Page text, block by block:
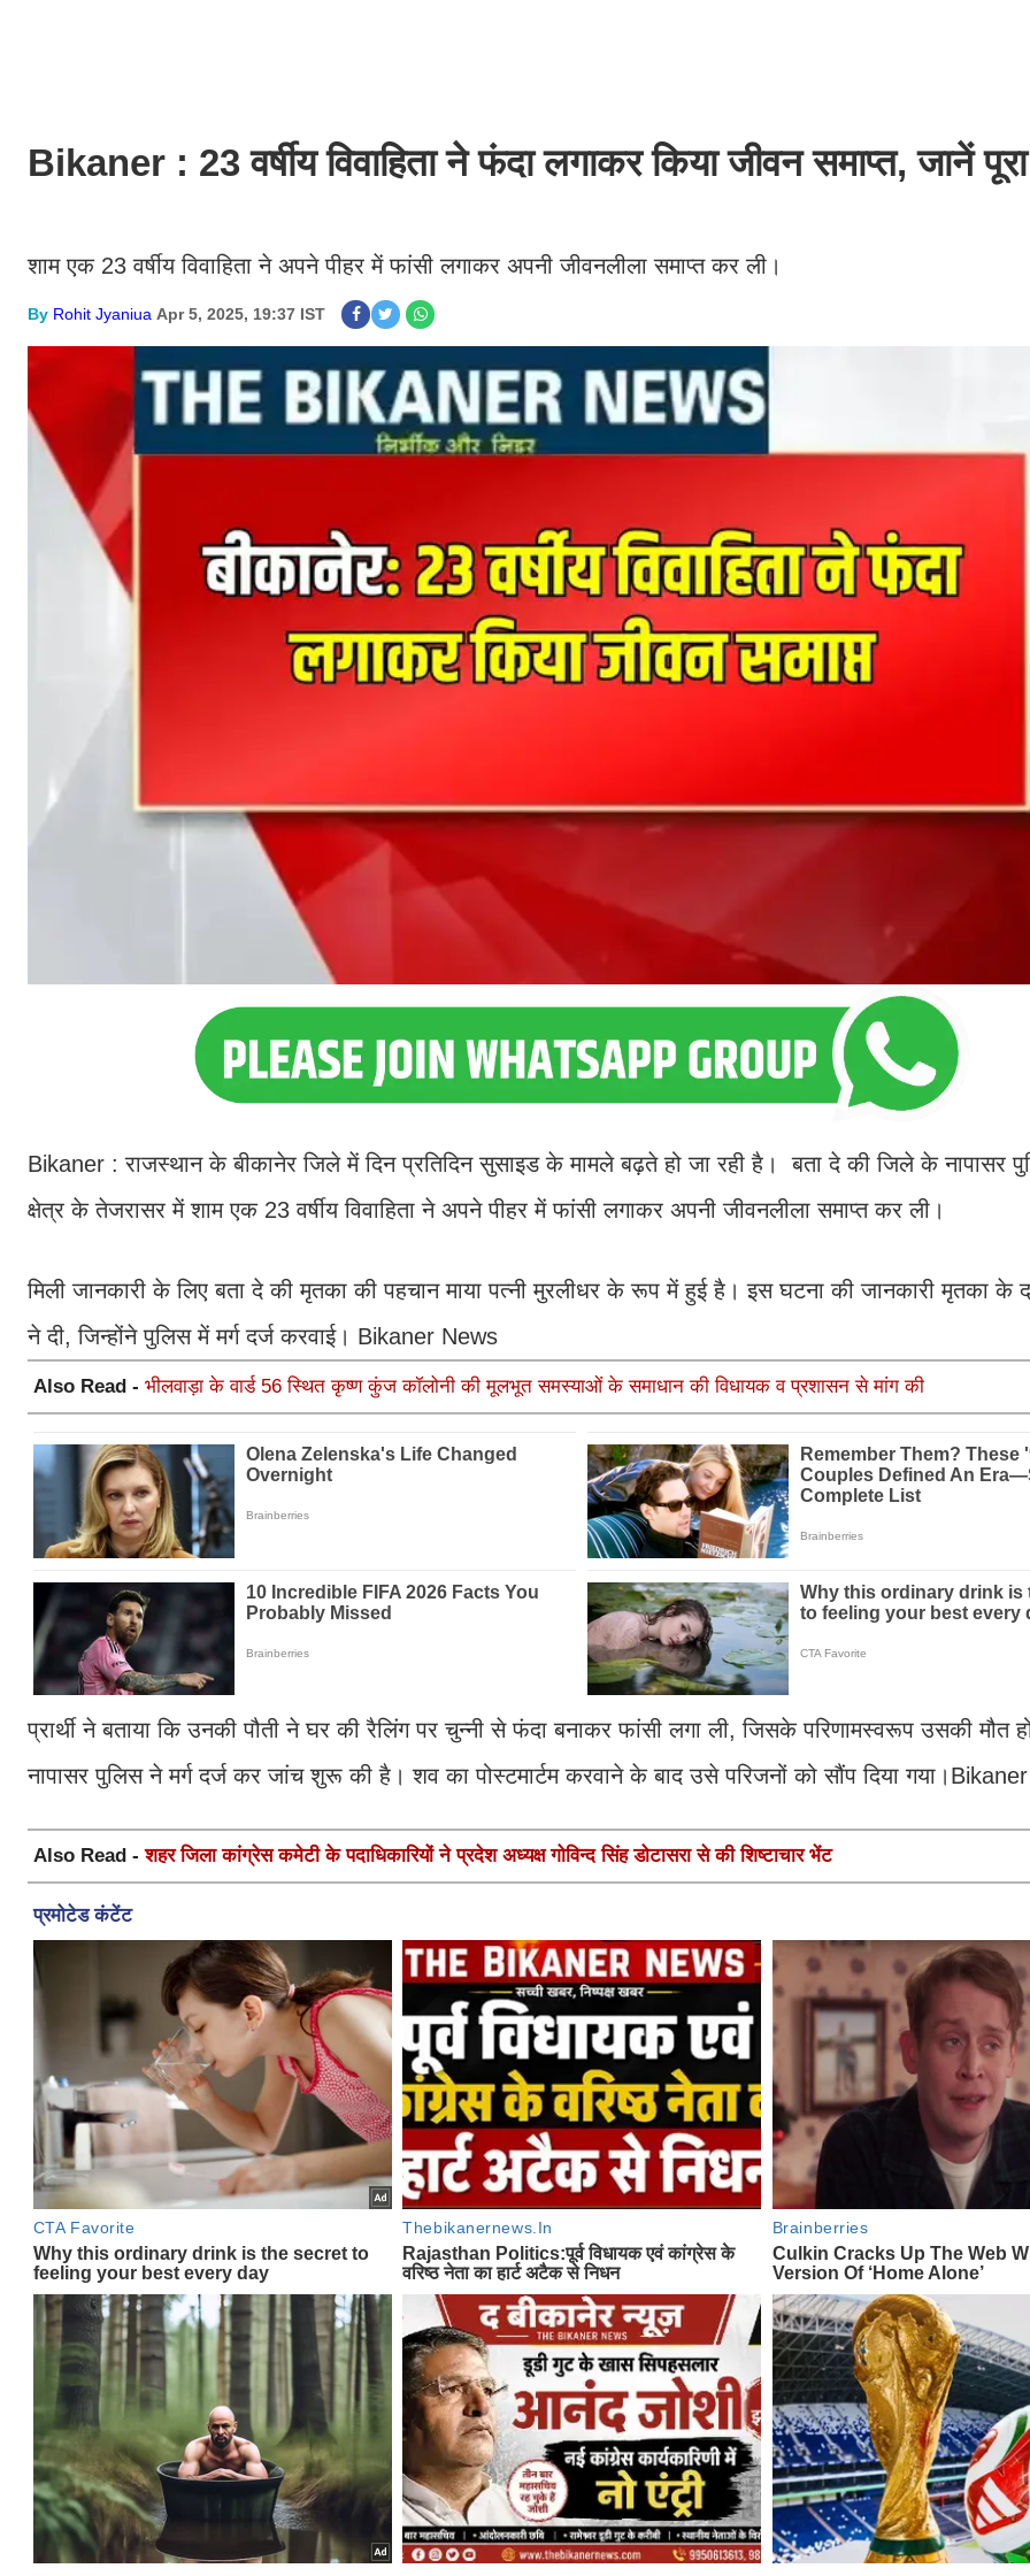
Bikaner : 23 वर्षीय विवाहिता ने फंदा लगाकर किया जीवन समाप्त, जानें
शाम एक 23 वर्षीय विवाहिता ने अपने पीहर में फांसी लगाकर अपनी जीवनलीला समाप्त कर ली।
By Rohit Jyaniua Apr 5, 2025, 19:37 IST
Bikaner : राजस्थान के बीकानेर जिले में दिन प्रतिदिन सुसाइड के मामले बढ़ते हो जा रही है। बता दे की जिले के नापासर
क्षेत्र के तेजरासर में शाम एक 23 वर्षीय विवाहिता ने अपने पीहर में फांसी लगाकर अपनी जीवनलीला समाप्त कर ली।
मिली जानकारी के लिए बता दे की मृतका की पहचान माया पत्नी मुरलीधर के रूप में हुई है। इस घटना की जानकारी मृतका के
ने दी, जिन्होंने पुलिस में मर्ग दर्ज करवाई। Bikaner News
Also Read - भीलवाड़ा के वार्ड 56 स्थित कृष्ण कुंज कॉलोनी की मूलभूत समस्याओं के समाधान की विधायक व प्रशासन से मांग की
प्रार्थी ने बताया कि उनकी पौती ने घर की रैलिंग पर चुन्नी से फंदा बनाकर फांसी लगा ली, जिसके परिणामस्वरूप उसकी मौत
नापासर पुलिस ने मर्ग दर्ज कर जांच शुरू की है। शव का पोस्टमार्टम करवाने के बाद उसे परिजनों को सौंप दिया
Also Read -शहर जिला कांग्रेस कमेटी के पदाधिकारियों ने प्रदेश अध्यक्ष गोविन्द सिंह डोटासरा से की शिष्टाचार भेंट